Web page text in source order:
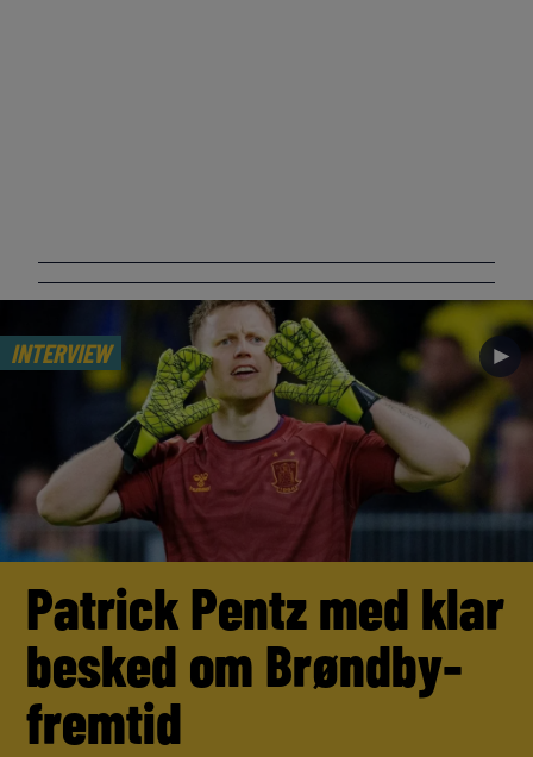
INTERVIEW ►
Patrick Pentz med klar
besked om Brøndby-
fremtid